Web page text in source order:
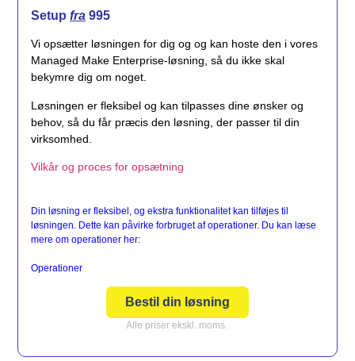
Setup fra 995
Vi opsætter løsningen for dig og og kan hoste den i vores
Managed Make Enterprise-løsning, så du ikke skal
bekymre dig om noget.
Løsningen er fleksibel og kan tilpasses dine ønsker og
behov, så du får præcis den løsning, der passer til din
virksomhed.
Vilkår og proces for opsætning
Din løsning er fleksibel, og ekstra funktionalitet kan tilføjes til
løsningen. Dette kan påvirke forbruget af operationer. Du kan læse
mere om operationer her:
Operationer
Bestil din løsning
Alle priser ekskl. moms.